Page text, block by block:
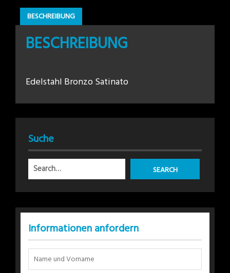
BESCHREIBUNG
BESCHREIBUNG
Edelstahl Bronzo Satinato
Suche
Informationen anfordern